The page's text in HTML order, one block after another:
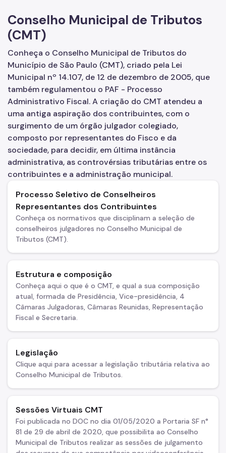
Cadastro de Prestadores de Outros Municípios (CPOM)
Cadastro de Obras
Cadastro Informativo Municipal (CADIN)
Certidões (Emissão)
Consulta Empenhos e Pagamentos
Contribuição de Melhoria
COSIP
DEC
DES-IF (Instituições Financeiras)
Devolução e Restituição
Dipam (Declaração para o IPM)
Dívida Ativa
DOC-DIMP (Meios de Pagamento)
DUC (Demonstrativo Unificado)
Imunidades e Isenções
Incentivos Fiscais Zona Leste
ISS (Imposto sobre Serviços)
ITBI (Transmissão de Imóveis)
Multa IPTU (Obrigação Acessória)
Nota Fiscal Paulistana
Conselho Municipal de Tributos
(CMT)
Conheça o Conselho Municipal de Tributos do
Município de São Paulo (CMT), criado pela Lei
Municipal nº 14.107, de 12 de dezembro de 2005, que
também regulamentou o PAF - Processo
Administrativo Fiscal. A criação do CMT atendeu a
uma antiga aspiração dos contribuintes, com o
surgimento de um órgão julgador colegiado,
composto por representantes do Fisco e da
sociedade, para decidir, em última instância
administrativa, as controvérsias tributárias entre os
contribuintes e a administração municipal.
Processo Seletivo de Conselheiros
Representantes dos Contribuintes
Conheça os normativos que disciplinam a seleção de
conselheiros julgadores no Conselho Municipal de
Tributos (CMT).
Estrutura e composição
Conheça aqui o que é o CMT, e qual a sua composição
atual, formada de Presidência, Vice-presidência, 4
Câmaras Julgadoras, Câmaras Reunidas, Representação
Fiscal e Secretaria.
Legislação
Clique aqui para acessar a legislação tributária relativa ao
Conselho Municipal de Tributos.
Sessões Virtuais CMT
Foi publicada no DOC no dia 01/05/2020 a Portaria SF n°
81 de 29 de abril de 2020, que possibilita ao Conselho
Municipal de Tributos realizar as sessões de julgamento